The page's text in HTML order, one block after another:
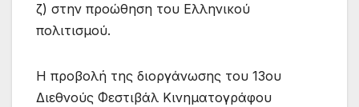
ζ) στην προώθηση του Eλληνικού
πολιτισμού.
Η προβολή της διοργάνωσης του 13ου
Διεθνούς Φεστιβάλ Κινηματογράφου